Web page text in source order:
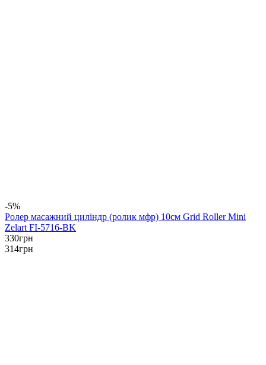
-5%
Ролер масажний циліндр (ролик мфр) 10см Grid Roller Mini
Zelart FI-5716-BK
330грн
314грн